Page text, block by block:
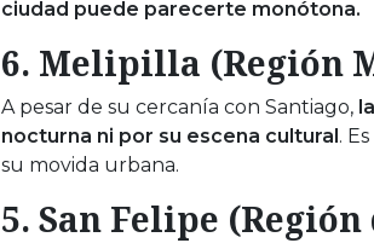
ciudad puede parecerte monótona.
6. Melipilla (Región
A pesar de su cercanía con Santiago,
nocturna ni por su escena cultural.
su movida urbana.
5. San Felipe